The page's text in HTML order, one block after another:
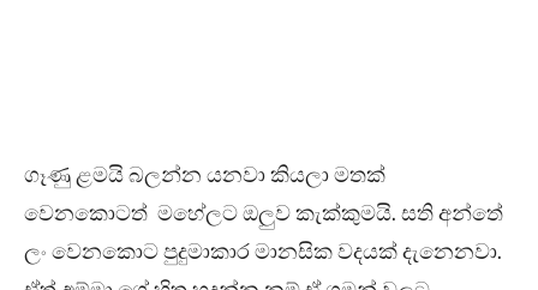
ගෑණු ළමයි බලන්න යනවා කියලා මතක්
වෙනකොටත් මහේලට ඔලුව කැක්කුමයි. සති අන්තේ
ලං වෙනකොට පුදුමාකාර මානසික වදයක් දැනෙනවා.